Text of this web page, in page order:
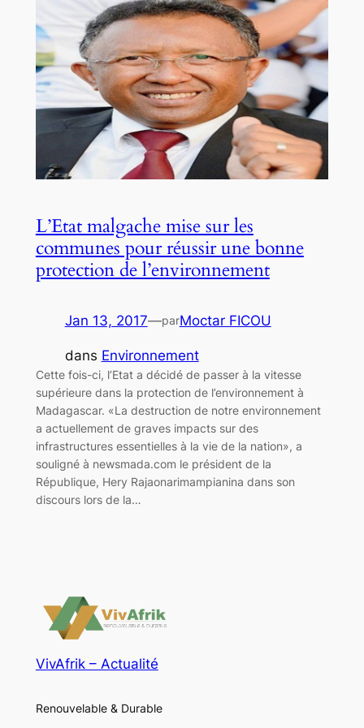
L’Etat malgache mise sur les
communes pour réussir une bonne
protection de l’environnement
Jan 13, 2017—parMoctar FICOU
dans Environnement
Cette fois-ci, l’Etat a décidé de passer à la vitesse
supérieure dans la protection de l’environnement à
Madagascar. «La destruction de notre environnement
a actuellement de graves impacts sur des
infrastructures essentielles à la vie de la nation», a
souligné à newsmada.com le président de la
République, Hery Rajaonarimampianina dans son
discours lors de la…
VivAfrik – Actualité
Renouvelable & Durable